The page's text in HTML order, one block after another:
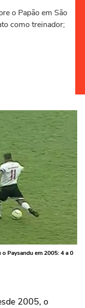
o Papão em São
como treinador;
Paysandu em 2005: 4 a 0
2005, o